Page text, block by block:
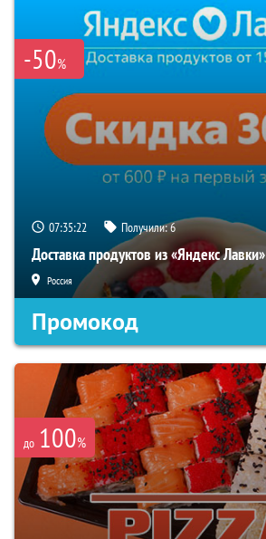
-50%
07:35:21 Получили:6
Доставка продуктов из «Яндекс Лавки»
Россия
Промокод
до 100%